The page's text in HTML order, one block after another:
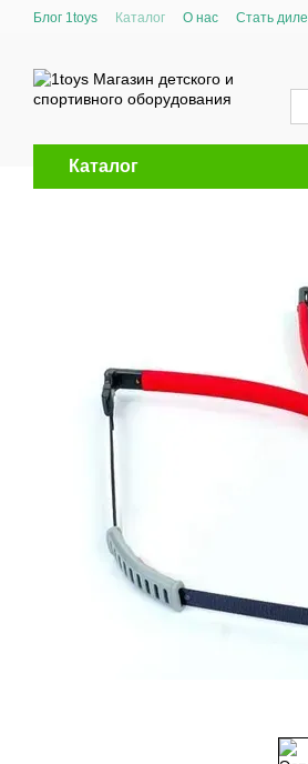
Перейти к основному контенту
Блог 1toys Каталог О нас Стать
Каталог